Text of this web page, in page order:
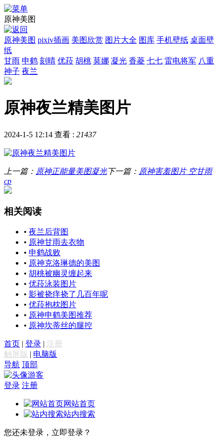
原神美图
原神美图 pixiv插画 美图欣赏 图片大全 图库 手机壁纸 桌面壁
纸
甘雨 申鹤 刻晴 优菈 胡桃 莫娜 凝光 香菱 七七 雷电将军 八重
神子 夜兰
原神夜兰精美图片
2024-1-5 12:14 查看 : 21437
上一篇： 原神正能量美图凝光下一篇： 原神害羞图片 空甘雨
cp
相关阅读
• 夜兰后背图
• 原神甘雨去衣物
• 申鹤战败
• 原神克洛琳德的美图
• 胡桃被幽灵缠起来
• 优菈泳装图片
• 影被挠痒挠了几百年呢
• 优菈抱枕图片
• 原神申鹤美图推荐
• 原神坎蒂丝的腿控
首页 | 登录 | 注册
触屏版 | 电脑版
导航 顶部
游客
登录 注册
网站首页
站内搜索
您还未登录，立即登录？